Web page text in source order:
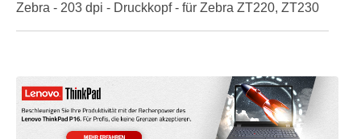
Zebra - 203 dpi - Druckkopf - für Zebra ZT220, ZT230